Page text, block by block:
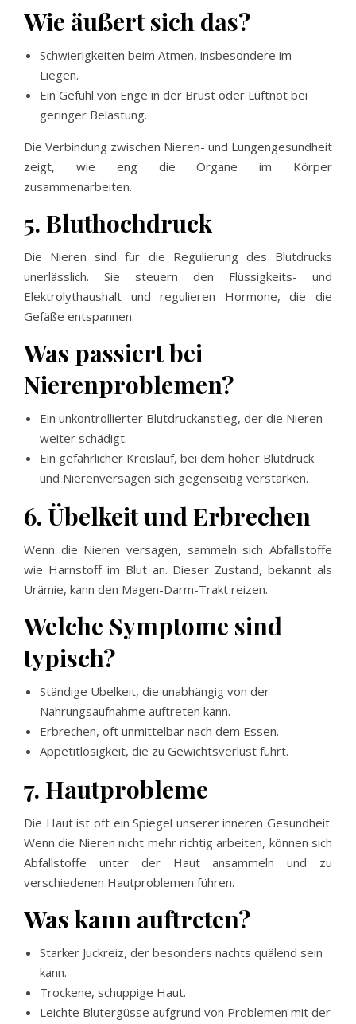
Wie äußert sich das?
Schwierigkeiten beim Atmen, insbesondere im
Liegen.
Ein Gefühl von Enge in der Brust oder Luftnot bei
geringer Belastung.
Die Verbindung zwischen Nieren- und Lungengesundheit
zeigt, wie eng die Organe im Körper
zusammenarbeiten.
5. Bluthochdruck
Die Nieren sind für die Regulierung des Blutdrucks
unerlässlich. Sie steuern den Flüssigkeits- und
Elektrolythaushalt und regulieren Hormone, die die
Gefäße entspannen.
Was passiert bei
Nierenproblemen?
Ein unkontrollierter Blutdruckanstieg, der die Nieren
weiter schädigt.
Ein gefährlicher Kreislauf, bei dem hoher Blutdruck
und Nierenversagen sich gegenseitig verstärken.
6. Übelkeit und Erbrechen
Wenn die Nieren versagen, sammeln sich Abfallstoffe
wie Harnstoff im Blut an. Dieser Zustand, bekannt als
Urämie, kann den Magen-Darm-Trakt reizen.
Welche Symptome sind
typisch?
Ständige Übelkeit, die unabhängig von der
Nahrungsaufnahme auftreten kann.
Erbrechen, oft unmittelbar nach dem Essen.
Appetitlosigkeit, die zu Gewichtsverlust führt.
7. Hautprobleme
Die Haut ist oft ein Spiegel unserer inneren Gesundheit.
Wenn die Nieren nicht mehr richtig arbeiten, können sich
Abfallstoffe unter der Haut ansammeln und zu
verschiedenen Hautproblemen führen.
Was kann auftreten?
Starker Juckreiz, der besonders nachts quälend sein
kann.
Trockene, schuppige Haut.
Leichte Blutergüsse aufgrund von Problemen mit der